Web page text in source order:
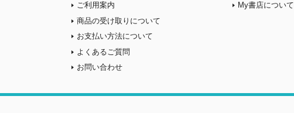
ご利用案内
商品の受け取りについて
お支払い方法について
よくあるご質問
お問い合わせ
My書店について